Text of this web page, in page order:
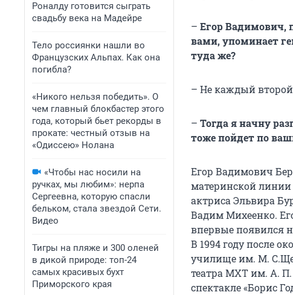
Роналду готовится сыграть
свадьбу века на Мадейре
Тело россиянки нашли во
Французских Альпах. Как она
погибла?
«Никого нельзя победить». О
чем главный блокбастер этого
года, который бьет рекорды в
прокате: честный отзыв на
«Одиссею» Нолана
«Чтобы нас носили на
ручках, мы любим»: нерпа
Сергеевна, которую спасли
бельком, стала звездой Сети.
Видео
Тигры на пляже и 300 оленей
в дикой природе: топ-24
самых красивых бухт
Приморского края
– Егор Вадимович,
вами, упоминает
туда же?
– Не каждый
– Тогда я начну
тоже пойдет по
Егор Вадимович
материнской линии
актриса Эльвира
Вадим Михеенко.
впервые появился
В 1994 году после
училище им. М.
театра МХТ им. А. П.
спектакле «Борис